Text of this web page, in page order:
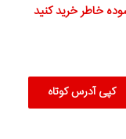
خاطر خرید کنید
کپی آدرس کوتاه